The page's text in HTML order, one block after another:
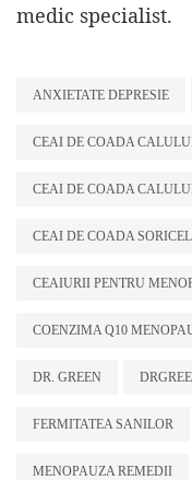
medic specialist.
ANXIETATE DEPRESIE
CEAI DE COADA
CEAI DE COADA
CEAI DE COADA
CEAIURII PENTRU
COENZIMA Q10
DR. GREEN
FERMITATEA SANILOR
MENOPAUZA REMEDII